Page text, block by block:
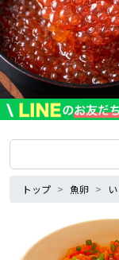
トップ 魚卵